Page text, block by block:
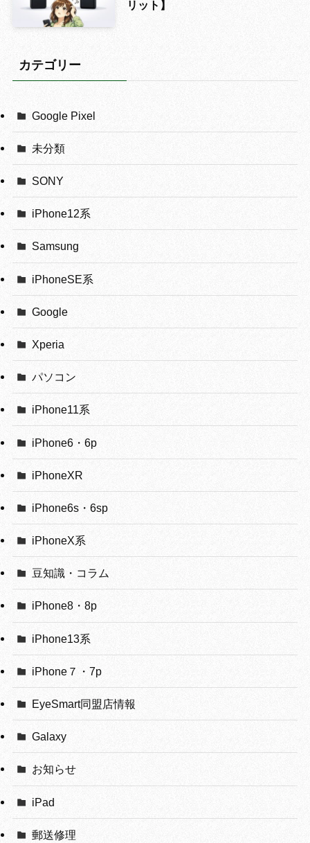
リット】
カテゴリー
Google Pixel
未分類
SONY
iPhone12系
Samsung
iPhoneSE系
Google
Xperia
パソコン
iPhone11系
iPhone6・6p
iPhoneXR
iPhone6s・6sp
iPhoneX系
豆知識・コラム
iPhone8・8p
iPhone13系
iPhone７・7p
EyeSmart同盟店情報
Galaxy
お知らせ
iPad
郵送修理